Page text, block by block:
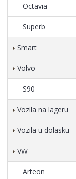
Octavia
Superb
Smart
Volvo
S90
Vozila na lageru
Vozila u dolasku
VW
Arteon